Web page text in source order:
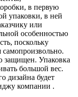
в первую
упаковки, в ней
или
особенностью
поскольку
защищен. Упаковка
большой вес.
дизайна будет
компании .